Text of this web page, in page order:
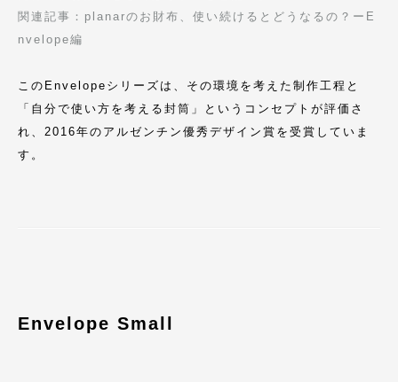
関連記事：planarのお財布、使い続けるとどうなるの？ーE
nvelope編
このEnvelopeシリーズは、その環境を考えた制作工程と
「自分で使い方を考える封筒」というコンセプトが評価さ
れ、2016年のアルゼンチン優秀デザイン賞を受賞していま
す。
Envelope Small